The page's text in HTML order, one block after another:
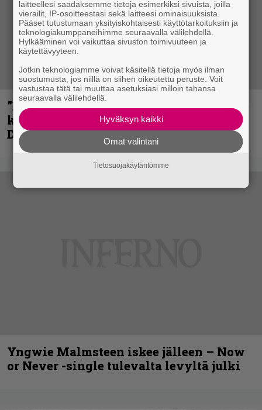
”En kadu mitään” – Rick Rozz ei tunne
katkeruutta siitä, ettei ollut mukana
Deathin debyytillä
Yngwie Malmsteen iskee jälleen – Now
or Never -single tulevalta levyltä julki
laitteellesi saadaksemme tietoja esimerkiksi sivuista, joilla
vierailit, IP-osoitteestasi sekä laitteesi ominaisuuksista.
Pääset tutustumaan yksityiskohtaisesti käyttötarkoituksiin ja
teknologiakumppaneihimme seuraavalla välilehdellä.
Hylkääminen voi vaikuttaa sivuston toimivuuteen ja
käytettävyyteen.
Jotkin teknologiamme voivat käsitellä tietoja myös ilman
suostumusta, jos niillä on siihen oikeutettu peruste. Voit
vastustaa tätä tai muuttaa asetuksiasi milloin tahansa
seuraavalla välilehdellä.
Hyväksyn kaikki
Omat valintani
Tietosuojakäytäntömme